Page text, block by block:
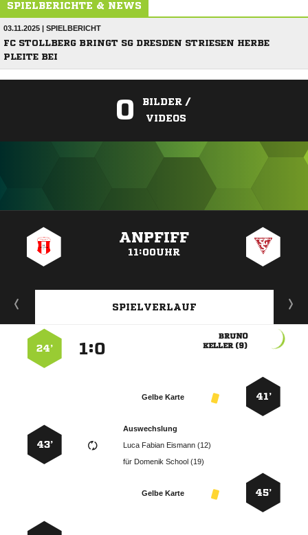
SPIELBERICHTE & NEWS
03.11.2025 | SPIELBERICHT
FC STOLLBERG BRINGT SG DRESDEN STRIESEN HERBE
PLEITE BEI
0
BILDER /
VIDEOS
ANPFIFF
11:00UHR
SPIELVERLAUF

 
:
24’
41’
Gelbe Karte
Auswechslung
   
für   
43’
45’
Gelbe Karte